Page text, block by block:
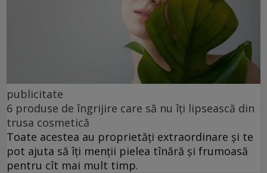
publicitate
6 produse de îngrijire care să nu îți lipsească din
trusa cosmetică
Toate acestea au proprietăți extraordinare și te
pot ajuta să îți menții pielea tînără și frumoasă
pentru cît mai mult timp.